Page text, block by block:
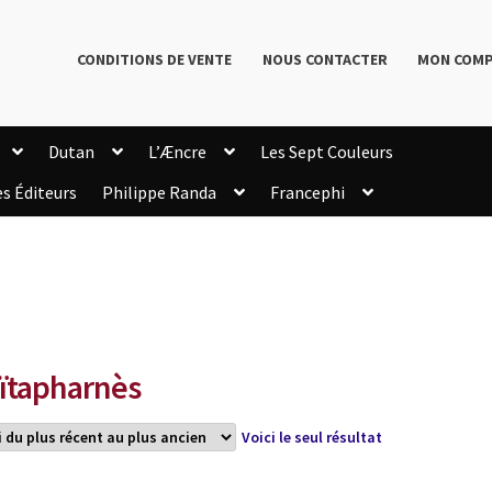
CONDITIONS DE VENTE NOUS CONTACTER MON
Dutan L’Æncre
Les Sept Couleurs
Éditeurs Philippe Randa
Francephi
Voici le seul résultat